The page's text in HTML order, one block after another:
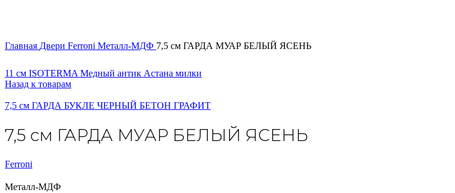
Главная Двери Ferroni Металл-МДФ 7,5 см ГАРДА МУАР БЕЛЫЙ ЯСЕНЬ
11 см ISOTERMA Медный антик Астана милки
Назад к товарам
7,5 см ГАРДА БУКЛЕ ЧЕРНЫЙ БЕТОН ГРАФИТ
7,5 см ГАРДА МУАР БЕЛЫЙ ЯСЕНЬ
Ferroni
Металл-МДФ